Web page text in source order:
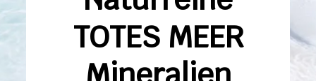
TOTES MEER